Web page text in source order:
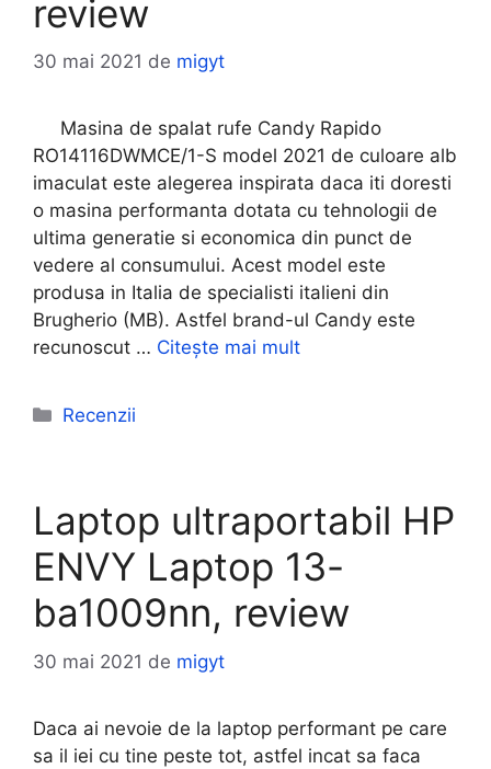
review
30 mai 2021 de migyt
Masina de spalat rufe Candy Rapido
RO14116DWMCE/1-S model 2021 de culoare alb
imaculat este alegerea inspirata daca iti doresti
o masina performanta dotata cu tehnologii de
ultima generatie si economica din punct de
vedere al consumului. Acest model este
produsa in Italia de specialisti italieni din
Brugherio (MB). Astfel brand-ul Candy este
recunoscut … Citește mai mult
Categorii
Recenzii
Laptop ultraportabil HP
ENVY Laptop 13-
ba1009nn, review
30 mai 2021 de migyt
Daca ai nevoie de la laptop performant pe care
sa il iei cu tine peste tot, astfel incat sa faca